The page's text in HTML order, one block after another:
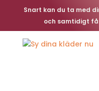
Snart kan du ta med
och samtidigt få